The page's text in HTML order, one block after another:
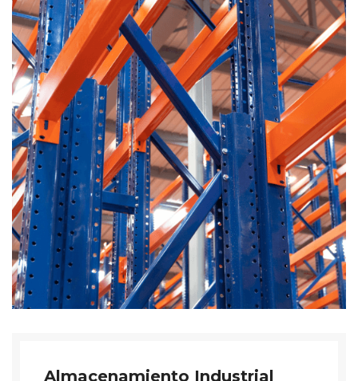
Almacenamiento Industrial